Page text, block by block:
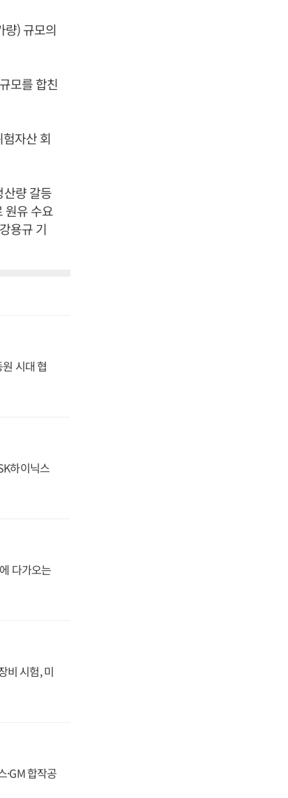
량) 규모의
모를 합친
자산 회
량 갈등
원유 수요
용규 기
시대 협
하이닉스
다가오는
비 시험, 미
·GM 합작공